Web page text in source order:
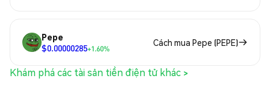
Pepe
$0.00000285+1.60%
Cách mua Pepe (PEPE)
Khám phá các tài sản tiền điện tử khác >